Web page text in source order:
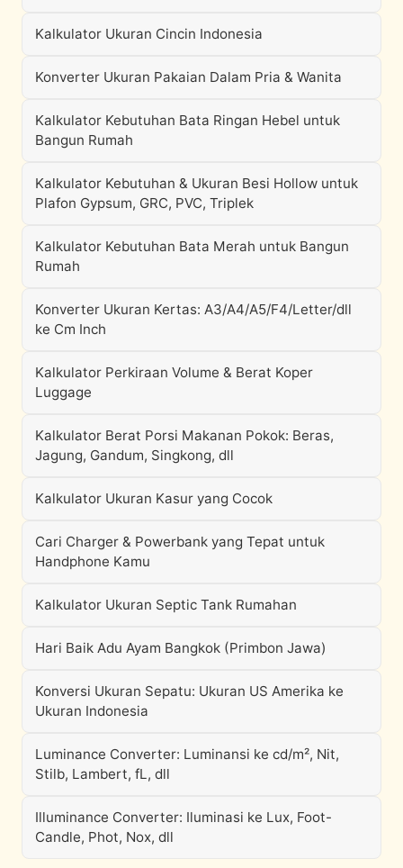
Kalkulator Ukuran Cincin Indonesia
Konverter Ukuran Pakaian Dalam Pria & Wanita
Kalkulator Kebutuhan Bata Ringan Hebel untuk
Bangun Rumah
Kalkulator Kebutuhan & Ukuran Besi Hollow untuk
Plafon Gypsum, GRC, PVC, Triplek
Kalkulator Kebutuhan Bata Merah untuk Bangun
Rumah
Konverter Ukuran Kertas: A3/A4/A5/F4/Letter/dll
ke Cm Inch
Kalkulator Perkiraan Volume & Berat Koper
Luggage
Kalkulator Berat Porsi Makanan Pokok: Beras,
Jagung, Gandum, Singkong, dll
Kalkulator Ukuran Kasur yang Cocok
Cari Charger & Powerbank yang Tepat untuk
Handphone Kamu
Kalkulator Ukuran Septic Tank Rumahan
Hari Baik Adu Ayam Bangkok (Primbon Jawa)
Konversi Ukuran Sepatu: Ukuran US Amerika ke
Ukuran Indonesia
Luminance Converter: Luminansi ke cd/m², Nit,
Stilb, Lambert, fL, dll
Illuminance Converter: Iluminasi ke Lux, Foot-
Candle, Phot, Nox, dll